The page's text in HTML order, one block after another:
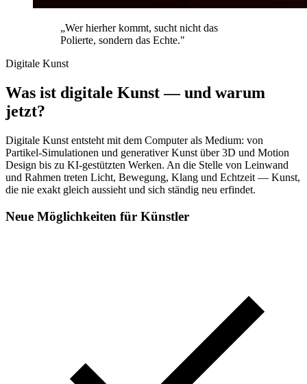
„Wer hierher kommt, sucht nicht das
Polierte, sondern das Echte."
Digitale Kunst
Was ist digitale Kunst — und warum
jetzt?
Digitale Kunst entsteht mit dem Computer als Medium: von
Partikel-Simulationen und generativer Kunst über 3D und Motion
Design bis zu KI-gestützten Werken. An die Stelle von Leinwand
und Rahmen treten Licht, Bewegung, Klang und Echtzeit — Kunst,
die nie exakt gleich aussieht und sich ständig neu erfindet.
Neue Möglichkeiten für Künstler